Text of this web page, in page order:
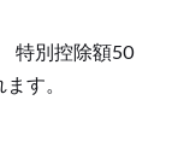
特別控除額50
す。